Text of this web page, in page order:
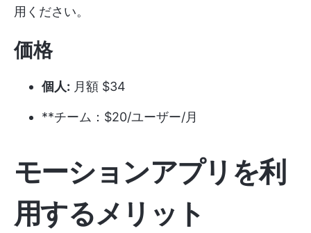
用ください。
価格
個人: 月額 $34
**チーム：$20/ユーザー/月
モーションアプリを利
用するメリット